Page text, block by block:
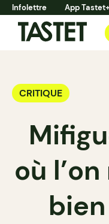
Infolettre App Tastet+
CRITIQUE
où